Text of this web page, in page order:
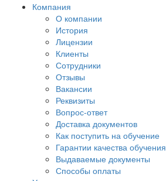
Компания
О компании
История
Лицензии
Клиенты
Сотрудники
Отзывы
Вакансии
Реквизиты
Вопрос-ответ
Доставка документов
Как поступить на обучение
Гарантии качества обучения
Выдаваемые документы
Способы оплаты